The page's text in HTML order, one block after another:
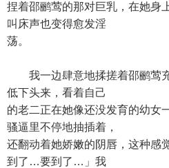
捏着邵鹂莺的那对巨乳，在她身
叫床声也变得愈发淫
荡。
我一边肆意地揉搓着邵鹂莺
低下头来，看着自己
的老二正在她像还没发育的幼女
骚逼里不停地抽插着，
还翻动着她娇嫩的阴唇，这种感
到了…要到了…」我